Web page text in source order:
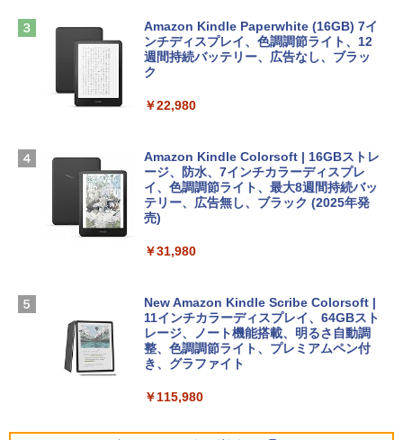
Apple 2026 MacBook Air M5チップ搭載
13インチノートブック：AIとApple Intell
igence、13.6インチLiquid Retinaディ
スプレイ、16GBユニファイドメモリ、51
レームカメラ、日本語キーボード、Touc
￥224,800
【Amazon.co.jp限定】 HP ノートパソコ
ン 15-fd 15.6インチ 16GBメモリ 512GB
FMV ノートパソコン WE1-K3 (MS 365 P
ersonal/Copilotキー搭載/Win 11/15.6型/
Core i5/16GB/SSD 512GB/ホワイト) FM
VWK3E15W_AZ
￥139,880
ows11、10/mac対応|PC2台
￥39,582
Robloxギフトカード - 2,000 Robux 【限
ラインコード版
￥3,200
ト): Java & Bedrock Edition | オンライ
￥3,600
ClaudeCode いちばんやさしい 教科書:
方 マニュアル AI副業にもコンテンツ作成
￥99
FM TOWNS ハイパー・カタログ: 本体ハ
ェクトリストと最新エミュレータ紹介
Amazon Kindle Paperwhite (16GB) 7イ
ンチディスプレイ、色調調節ライト、12
週間持続バッテリー、広告なし、ブラッ
ク
￥22,980
Amazon Kindle Colorsoft | 16GBストレ
ージ、防水、7インチカラーディスプレ
イ、色調調節ライト、最大8週間持続バッ
テリー、広告無し、ブラック (2025年発
売)
￥31,980
New Amazon Kindle Scribe Colorsoft |
11インチカラーディスプレイ、64GBスト
レージ、ノート機能搭載、明るさ自動調
整、色調調節ライト、プレミアムペン付
き、グラファイト
￥115,980